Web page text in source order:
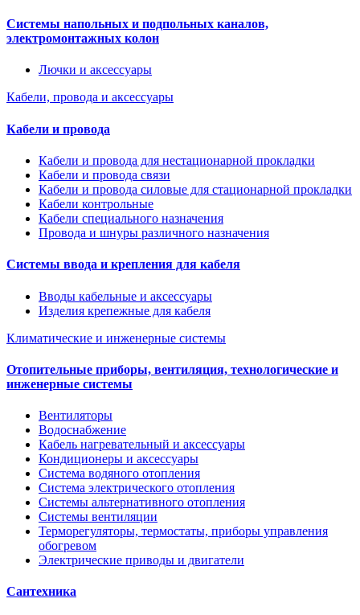
Системы напольных и подпольных каналов,
электромонтажных колон
Лючки и аксессуары
Кабели, провода и аксессуары
Кабели и провода
Кабели и провода для нестационарной прокладки
Кабели и провода связи
Кабели и провода силовые для стационарной прокладки
Кабели контрольные
Кабели специального назначения
Провода и шнуры различного назначения
Системы ввода и крепления для кабеля
Вводы кабельные и аксессуары
Изделия крепежные для кабеля
Климатические и инженерные системы
Отопительные приборы, вентиляция, технологические и
инженерные системы
Вентиляторы
Водоснабжение
Кабель нагревательный и аксессуары
Кондиционеры и аксессуары
Система водяного отопления
Система электрического отопления
Системы альтернативного отопления
Системы вентиляции
Терморегуляторы, термостаты, приборы управления
обогревом
Электрические приводы и двигатели
Сантехника